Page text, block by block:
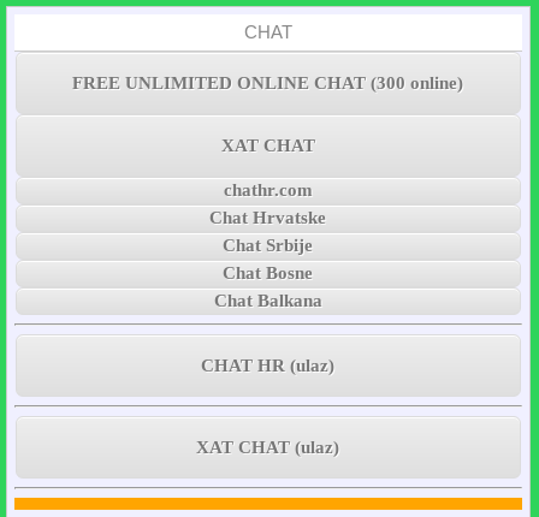
CHAT
FREE UNLIMITED ONLINE CHAT (300 online)
XAT CHAT
chathr.com
Chat Hrvatske
Chat Srbije
Chat Bosne
Chat Balkana
CHAT HR (ulaz)
XAT CHAT (ulaz)